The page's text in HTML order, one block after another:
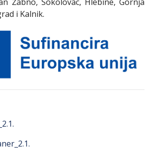
Žabno, Sokolovac, Hlebine, Gornja
i Kalnik.